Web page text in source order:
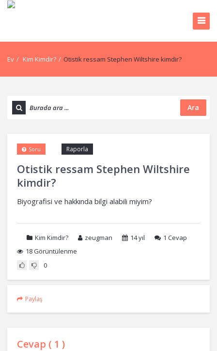
Ev / Kim Kimdir? / Otistik ressam Stephen Wiltshire kimdir?
Ara
Otistik ressam Stephen Wiltshire
kimdir?
Raporla
Soru
Biyografisi ve hakkında bilgi alabili miyim?
Kim Kimdir? zeugman 14 yıl 1 Cevap
18 Görüntülenme
0
Paylaş
Cevap ( 1 )